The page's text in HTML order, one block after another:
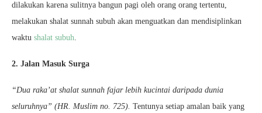
dilakukan karena sulitnya bangun pagi oleh orang orang tertentu,
melakukan shalat sunnah subuh akan menguatkan dan mendisiplinkan
waktu shalat subuh.
2. Jalan Masuk Surga
“Dua raka’at shalat sunnah fajar lebih kucintai daripada dunia
seluruhnya” (HR. Muslim no. 725). Tentunya setiap amalan baik yang